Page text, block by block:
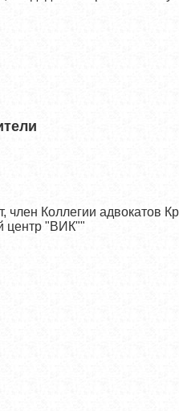
член Коллегии адвокатов
центр "ВИК""